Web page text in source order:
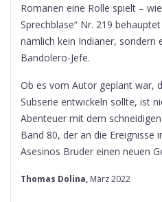
Romanen eine Rolle spielt –
Sprechblase“ Nr. 219
nämlich kein Indianer, sondern
Bandolero-Jefe.
Ob es vom Autor geplant war,
Subserie entwickeln sollte, ist
Abenteuer mit dem
Band 80, der an die Ereignisse
Asesinos Bruder einen neuen
Thomas Dolina, März 2022